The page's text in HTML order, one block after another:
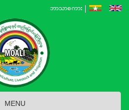
ဘာသာစကား
MENU